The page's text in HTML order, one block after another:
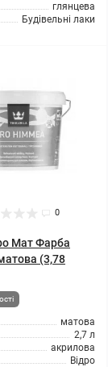
глянцева
Будівельні лаки
0
Мат Фарба
(3,78
матова
2,7 л
акрилова
Відро